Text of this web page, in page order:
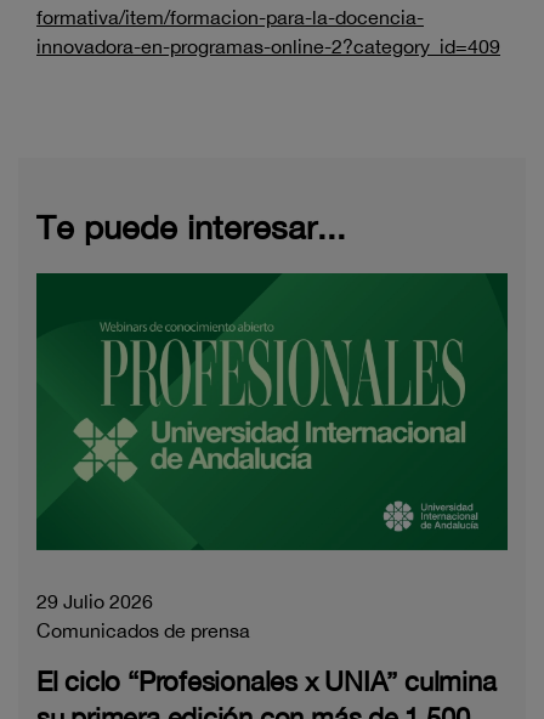
formativa/item/formacion-para-la-docencia-
innovadora-en-programas-online-2?category_id=409
Te puede interesar...
29 Julio 2026
Comunicados de prensa
El ciclo “Profesionales x UNIA” culmina